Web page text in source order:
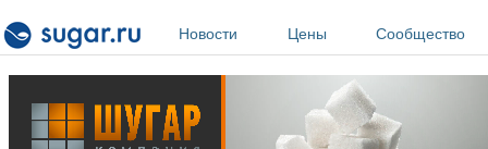
Новости
Цены Сообщество